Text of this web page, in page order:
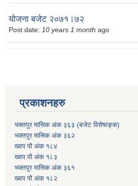
योजना बजेट २०७१।७२
Post date: 10 years 1 month ago
प्रकाशनहरु
भक्तपुर मासिक अंक ३६३ (बजेट विशेषाङ्क)
भक्तपुर मासिक अंक ३६२
ख्वप पौ अंक १८४
ख्वप पौ अंक १८३
भक्तपुर मासिक अंक ३६१
ख्वप पौ अंक १८२